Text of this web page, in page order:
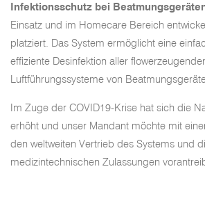
Infektionsschutz bei
Einsatz und im Homecare Bereich
platziert. Das System ermöglicht eine
effiziente Desinfektion aller
Luftführungssysteme von
Im Zuge der COVID19-Krise hat sich die
erhöht und unser Mandant möchte mit
den weltweiten Vertrieb des Systems und
medizintechnischen Zulassungen